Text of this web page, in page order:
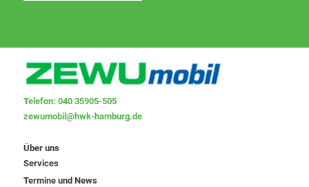
Telefon: 040 35905-505
zewumobil@hwk-hamburg.de
Über uns
Services
Termine und News